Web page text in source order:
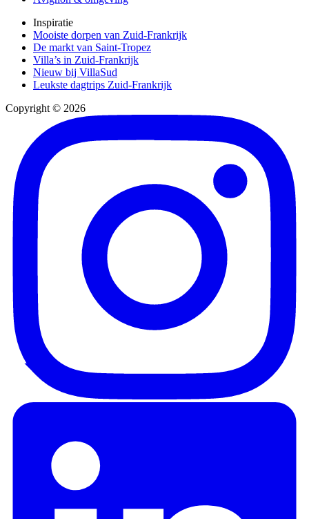
Inspiratie
Mooiste dorpen van Zuid-Frankrijk
De markt van Saint-Tropez
Villa’s in Zuid-Frankrijk
Nieuw bij VillaSud
Leukste dagtrips Zuid-Frankrijk
Copyright © 2026